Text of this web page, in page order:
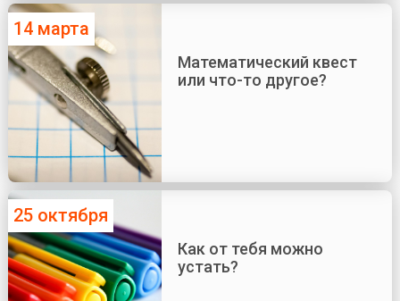
14 марта
Математический квест
или что-то другое?
25 октября
Как от тебя можно
устать?